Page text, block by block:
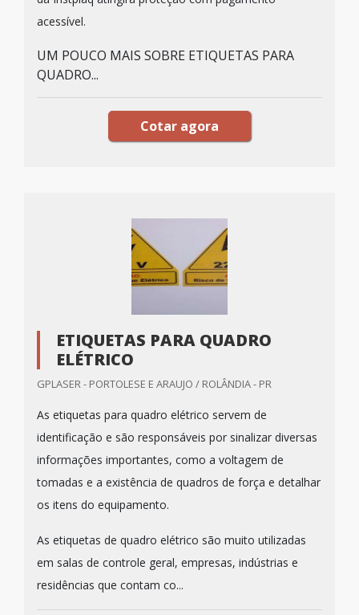
acessível.
UM POUCO MAIS SOBRE ETIQUETAS PARA
QUADRO...
Cotar agora
ETIQUETAS PARA QUADRO
ELÉTRICO
GPLASER - PORTOLESE E ARAUJO / ROLÂNDIA - PR
As etiquetas para quadro elétrico servem de
identificação e são responsáveis por sinalizar diversas
informações importantes, como a voltagem de
tomadas e a existência de quadros de força e detalhar
os itens do equipamento.
As etiquetas de quadro elétrico são muito utilizadas
em salas de controle geral, empresas, indústrias e
residências que contam co...